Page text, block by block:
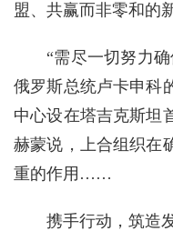
盟、共赢而非零和的
“需尽一切努力
俄罗斯总统卢卡申科
中心设在塔吉克斯坦
赫蒙说，上合组织在
重的作用……
携手行动，筑